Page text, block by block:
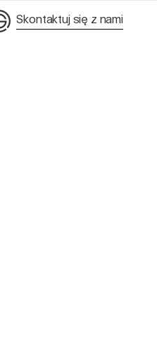
Skontaktuj się z nami